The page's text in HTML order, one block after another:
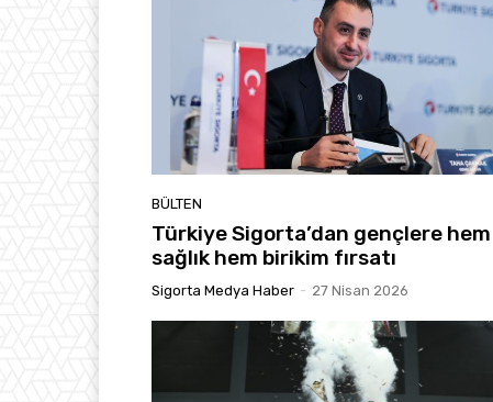
BÜLTEN
Türkiye Sigorta’dan gençlere hem
sağlık hem birikim fırsatı
Sigorta Medya Haber - 27 Nisan 2026